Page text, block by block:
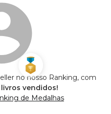
no nosso Ranking, com
livros vendidos!
de Medalhas